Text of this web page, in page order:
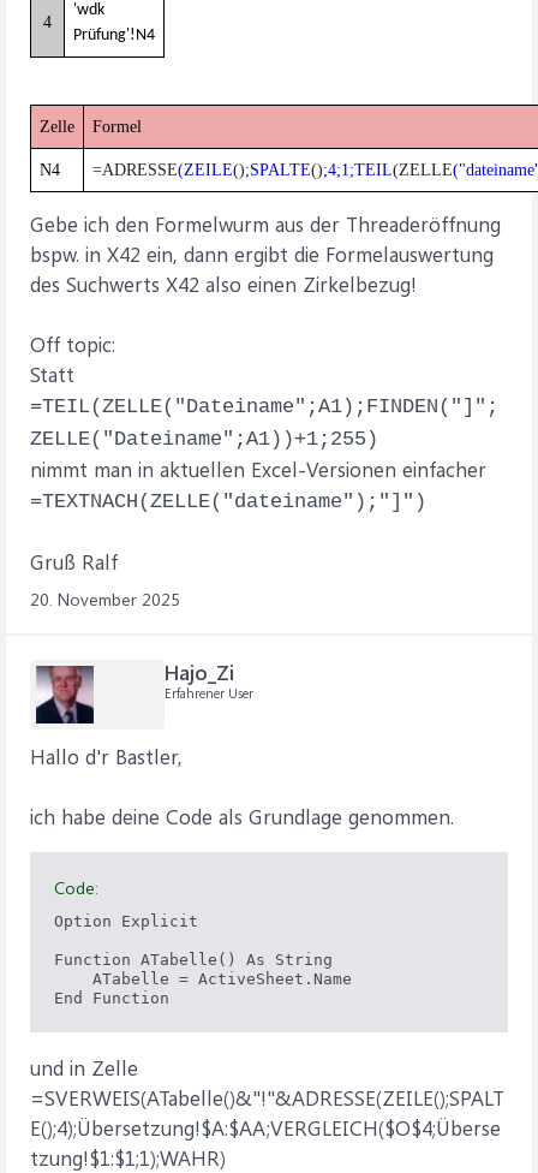
4
'wdk
Prüfung'!N4
Zelle Formel
N4 =ADRESSE(ZEILE();SPALTE();4;1;TEIL(ZELLE
Gebe ich den Formelwurm aus der Threaderöffnung
bspw. in X42 ein, dann ergibt die Formelauswertung
des Suchwerts X42 also einen Zirkelbezug!
Off topic:
Statt
=TEIL(ZELLE("Dateiname";A1);FINDEN("]";
ZELLE("Dateiname";A1))+1;255)
nimmt man in aktuellen Excel-Versionen einfacher
=TEXTNACH(ZELLE("dateiname");"]")
Gruß Ralf
20. November 2025
Hajo_Zi
Erfahrener User
Hallo d'r Bastler,
ich habe deine Code als Grundlage genommen.
Code:
Option Explicit
Function ATabelle() As String
    ATabelle = ActiveSheet.Name
und in Zelle
=SVERWEIS(ATabelle()&"!"&ADRESSE(ZEILE();SPALT
E();4);Übersetzung!$A:$AA;VERGLEICH($O$4;Überse
tzung!$1:$1;1);WAHR)